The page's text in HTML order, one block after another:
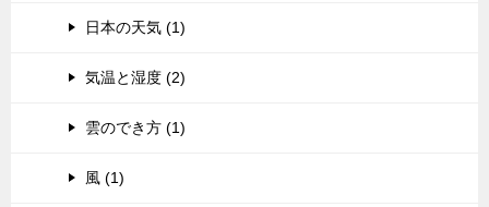
日本の天気 (1)
気温と湿度 (2)
雲のでき方 (1)
風 (1)